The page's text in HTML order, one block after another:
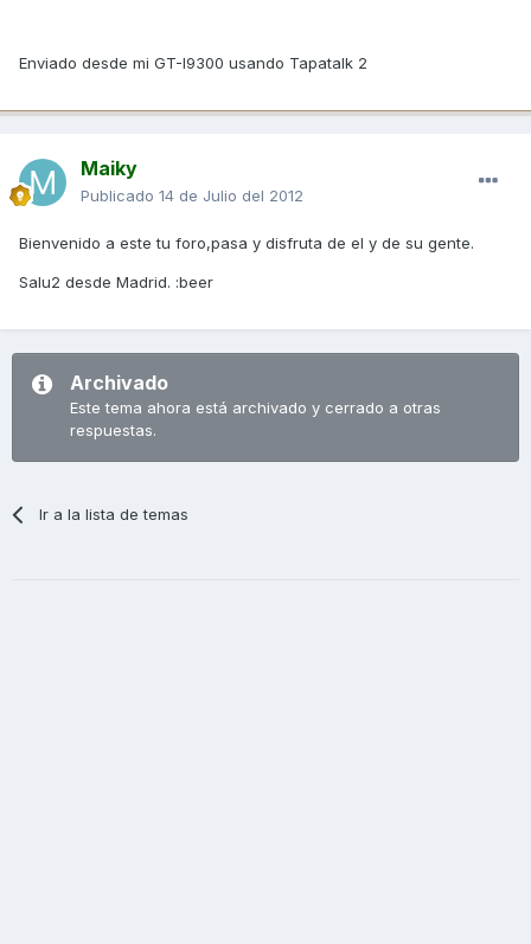
Enviado desde mi GT-I9300 usando Tapatalk 2
Maiky
Publicado 14 de Julio del 2012
Bienvenido a este tu foro,pasa y disfruta de el y de su gente.
Salu2 desde Madrid. :beer
Archivado
Este tema ahora está archivado y cerrado a otras
respuestas.
Ir a la lista de temas